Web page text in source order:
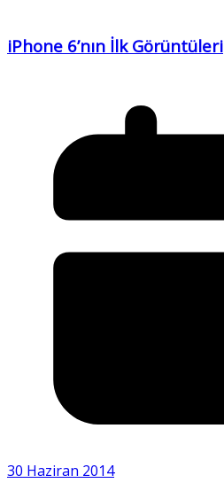
iPhone 6’nın İlk Görüntüleri
30 Haziran 2014